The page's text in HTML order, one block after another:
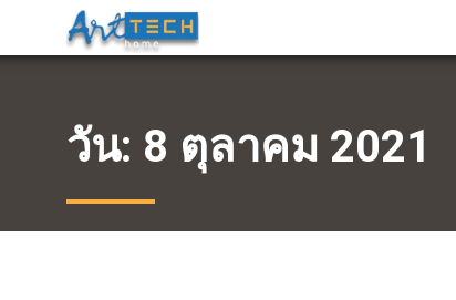
วัน: 8 ตุลาคม 2021